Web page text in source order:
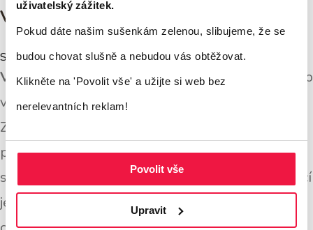
uživatelský zážitek.
Pokud dáte našim sušenkám zelenou, slibujeme, že se
budou chovat slušně a nebudou vás obtěžovat.
Klikněte na 'Povolit vše' a užijte si web bez
nerelevantních reklam!
Povolit vše
Upravit
Vlastimil Malík
SEO manažer
Vlastimil se online marketingu a optimalizaci pro
vyhledávače věnuje nepřetržitě již od roku
Za více než dvě desetiletí realizoval stovky SEO
projektů pro malé firmy, e-shopy i velké
společnosti napříč mnoha obory. Jeho specializací
je strategické SEO, obsahový marketing,